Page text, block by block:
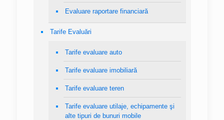
Evaluare raportare financiară
Tarife Evaluări
Tarife evaluare auto
Tarife evaluare imobiliară
Tarife evaluare teren
Tarife evaluare utilaje, echipamente şi
alte tipuri de bunuri mobile